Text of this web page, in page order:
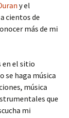
y el
cientos de
más de mi
en el sitio
se haga música
música
que
mi